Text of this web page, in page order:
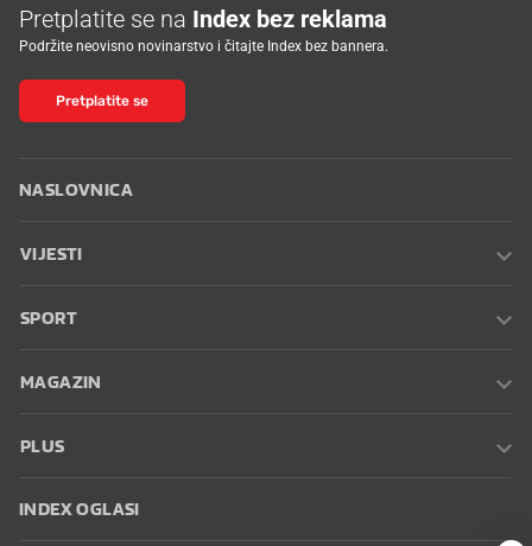
Pretplatite se na Index bez reklama
Podržite neovisno novinarstvo i čitajte Index bez bannera.
Pretplatite se
NASLOVNICA
VIJESTI
SPORT
MAGAZIN
PLUS
INDEX OGLASI